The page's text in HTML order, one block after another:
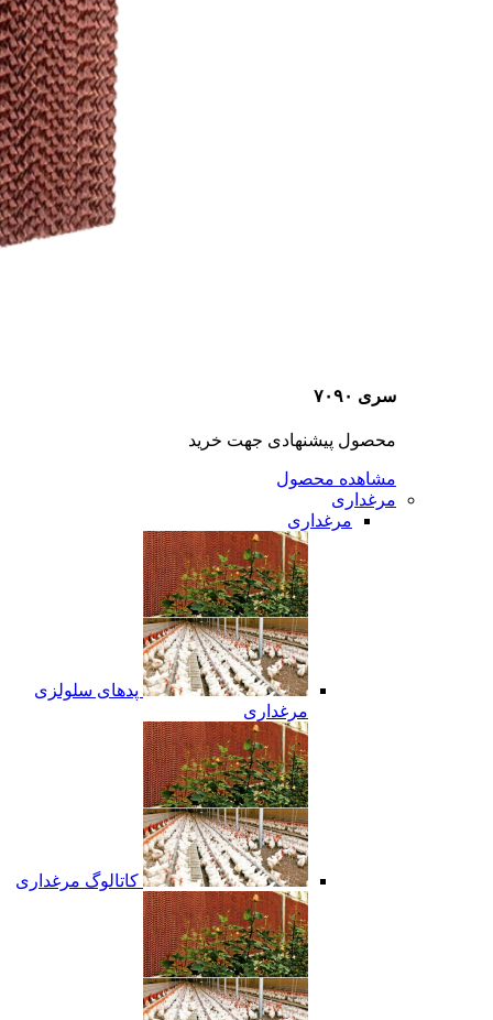
سری ۷۰۹۰
محصول پیشنهادی جهت خرید
مشاهده محصول
مرغداری
مرغداری
پدهای سلولزی
مرغداری
کاتالوگ مرغداری